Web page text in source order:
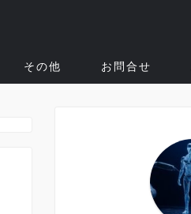
その他 お問合せ